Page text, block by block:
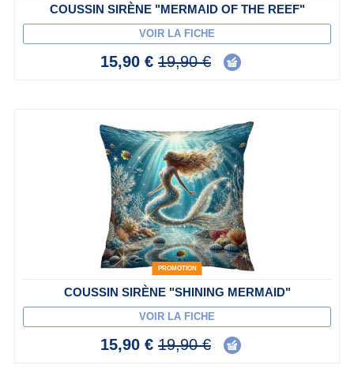
COUSSIN SIRÈNE "MERMAID OF THE REEF"
VOIR LA FICHE
15,90 € 19,90 €
PROMOTION
COUSSIN SIRÈNE "SHINING MERMAID"
VOIR LA FICHE
15,90 € 19,90 €